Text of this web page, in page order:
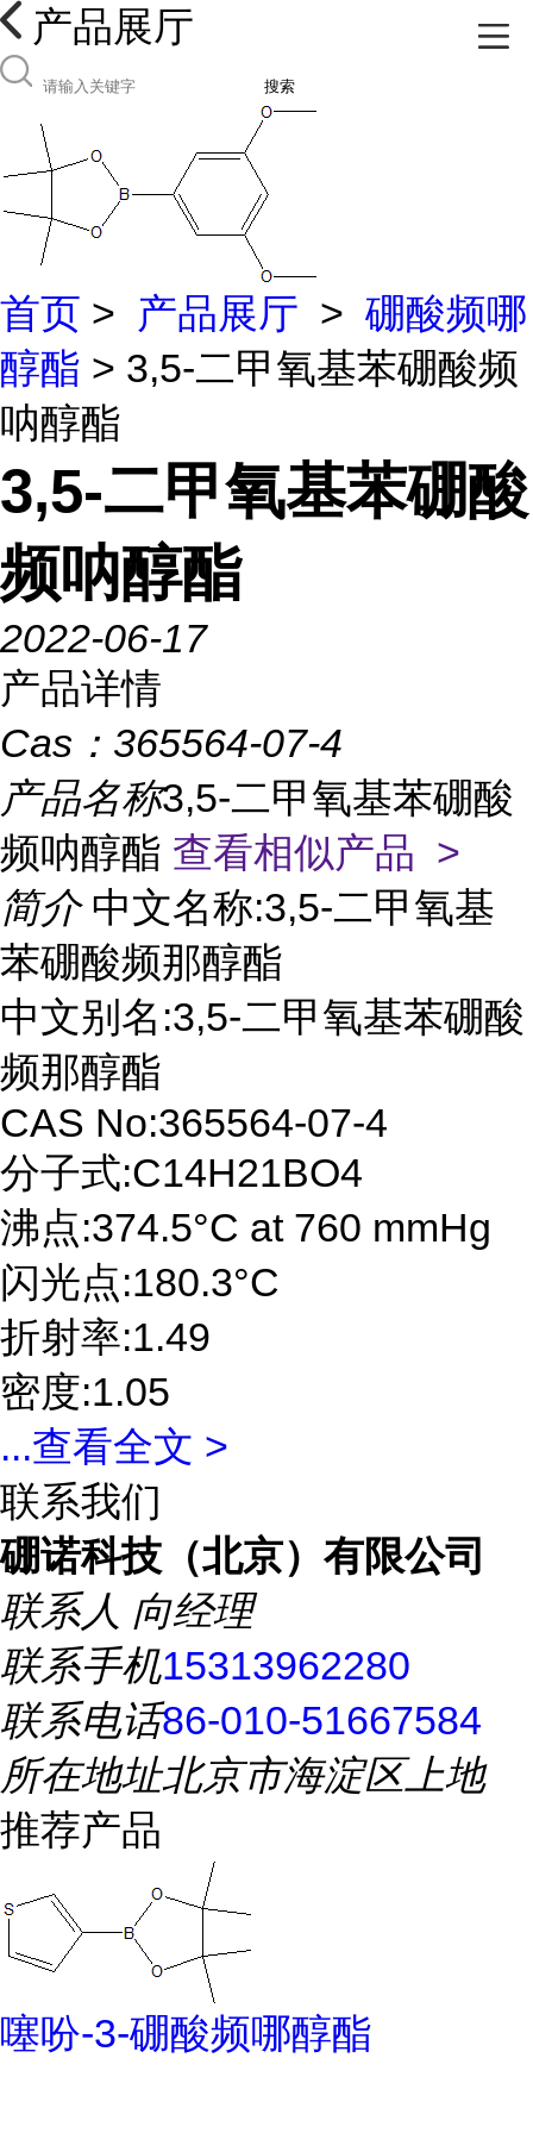
产品展厅
搜索
首页 > 产品展厅 > 硼酸频哪
醇酯 > 3,5-二甲氧基苯硼酸频
呐醇酯
3,5-二甲氧基苯硼酸
频呐醇酯
2022-06-17
产品详情
Cas： 365564-07-4
产品名称3,5-二甲氧基苯硼酸
频呐醇酯 查看相似产品 >
简介 中文名称:3,5-二甲氧基
苯硼酸频那醇酯
中文别名:3,5-二甲氧基苯硼酸
频那醇酯
CAS No:365564-07-4
分子式:C14H21BO4
沸点:374.5°C at 760 mmHg
闪光点:180.3°C
折射率:1.49
密度:1.05
...查看全文 >
联系我们
硼诺科技（北京）有限公司
联系人 向经理
联系手机15313962280
联系电话86-010-51667584
所在地址北京市海淀区上地
推荐产品
噻吩-3-硼酸频哪醇酯